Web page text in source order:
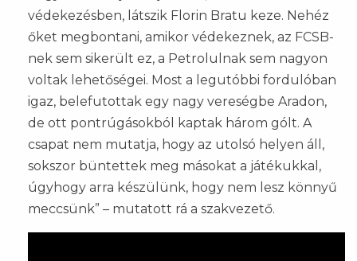
védekezésben, látszik Florin Bratu keze. Nehéz
őket megbontani, amikor védekeznek, az FCSB-
nek sem sikerült ez, a Petrolulnak sem nagyon
voltak lehetőségei. Most a legutóbbi fordulóban
igaz, belefutottak egy nagy vereségbe Aradon,
de ott pontrúgásokból kaptak három gólt. A
csapat nem mutatja, hogy az utolsó helyen áll,
sokszor büntettek meg másokat a játékukkal,
úgyhogy arra készülünk, hogy nem lesz könnyű
meccsünk” – mutatott rá a szakvezető.